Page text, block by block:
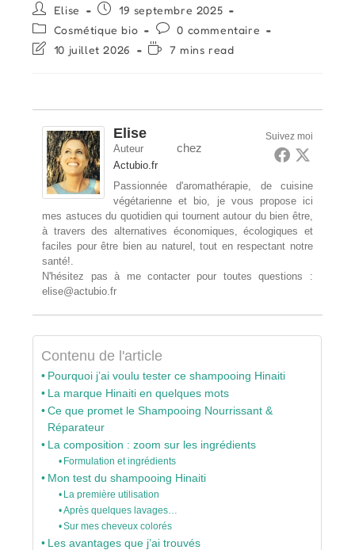
Auteur/autrice
de
publication :
Elise
Publication
publiée :
19 septembre 2025
Post
category:
Cosmétique bio
Commentaires
de
la
0 commentaire
Dernière
publication :
10 juillet 2026
Temps7 mins read
Suivez moi
Elise
Auteur chez
Actubio.fr
Passionnée d'aromathérapie, de cuisine
végétarienne et bio, je vous propose ici
mes astuces du quotidien qui tournent autour du bien être,
à travers des alternatives économiques, écologiques et
faciles pour être bien au naturel, tout en respectant notre
santé!.
N'hésitez pas à me contacter pour toutes questions :
elise@actubio.fr
Contenu de l'article
Pourquoi j’ai voulu tester ce shampooing Hinaiti
La marque Hinaiti en quelques mots
Ce que promet le Shampooing Nourrissant &
Réparateur
La composition : zoom sur les ingrédients
Formulation et ingrédients
Mon test du shampooing Hinaiti
La première utilisation
Après quelques lavages…
Sur mes cheveux colorés
Les avantages que j’ai trouvés